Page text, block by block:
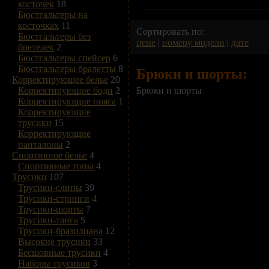
косточек 18
Бюстгальтеры на
косточках 11
Бюстгальтеры без
бретелек 2
Бюстгальтеры спейсер 6
Бюстгальтеры бралетты 8
Корректирующее белье 20
Корректирующие боди 2
Корректирующие пояса 1
Корректирующие
трусики 15
Корректирующие
панталоны 2
Спортивное белье 4
Спортивные топы 4
Трусики 107
Трусики-слипы 39
Трусики-стринги 4
Трусики-шорты 7
Трусики-танга 5
Трусики-бразилиана 12
Высокие трусики 33
Бесшовные трусики 4
Наборы трусиков 3
Сортировать по:
цене | номеру модели | дате
Брюки и шорты:
Брюки и шорты